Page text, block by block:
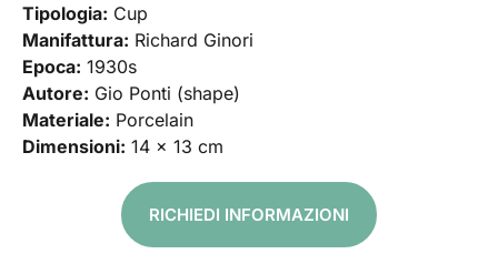
Tipologia: Cup
Manifattura: Richard Ginori
Epoca: 1930s
Autore: Gio Ponti (shape)
Materiale: Porcelain
Dimensioni: 14 x 13 cm
RICHIEDI INFORMAZIONI